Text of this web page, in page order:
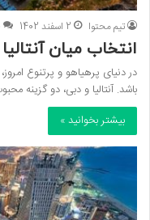
تیم محتوا 2 اسفند 1402
انتخاب میان
در دنیای پرهیاهو و پرتنوع
باشد. آنتالیا و دبی، دو گزینه
بیشتر بخوانید »